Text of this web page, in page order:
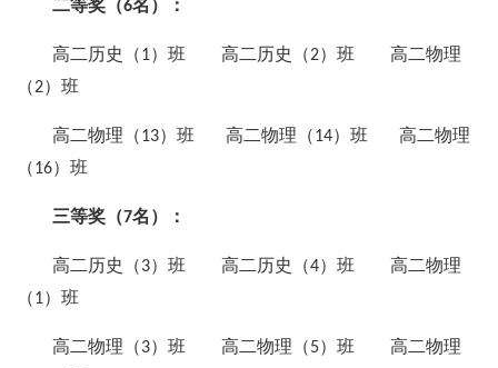
二等奖（6名）：
高二历史（1）班 高二历史（2）班 高二物理
（2）班
高二物理（13）班 高二物理（14）班 高二物理
（16）班
三等奖（7名）：
高二历史（3）班 高二历史（4）班 高二物理
（1）班
高二物理（3）班 高二物理（5）班 高二物理